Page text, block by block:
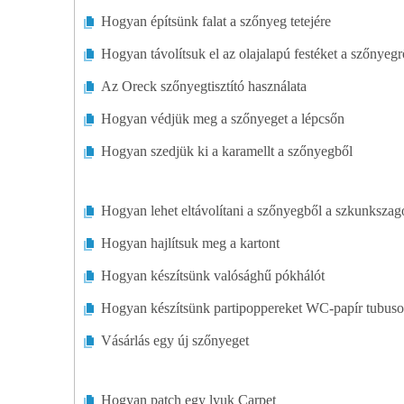
Hogyan építsünk falat a szőnyeg tetejére
Hogyan távolítsuk el az olajalapú festéket a
Az Oreck szőnyegtisztító használata
Hogyan védjük meg a szőnyeget a lépcsőn
Hogyan szedjük ki a karamellt a szőnyegből
Hogyan lehet eltávolítani a szőnyegből a
Hogyan hajlítsuk meg a kartont
Hogyan készítsünk valósághű pókhálót
Hogyan készítsünk partipoppereket WC-papír
Vásárlás egy új szőnyeget
Hogyan patch egy lyuk Carpet